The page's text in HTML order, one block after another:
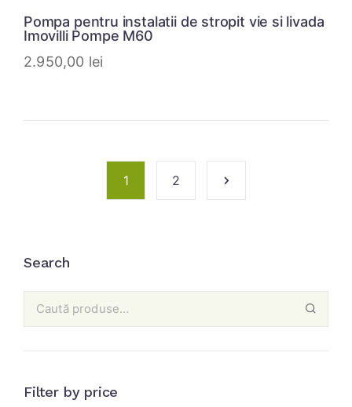
Pompa pentru instalatii de stropit vie si livada
Imovilli Pompe M60
2.950,00 lei
1 2
Search
Filter by price